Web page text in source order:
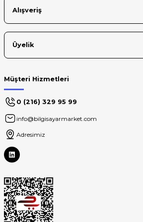
Alışveriş
Üyelik
Müşteri Hizmetleri
0 (216) 329 95 99
info@bilgisayarmarket.com
Adresimiz